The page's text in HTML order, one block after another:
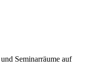
Seminarräume auf